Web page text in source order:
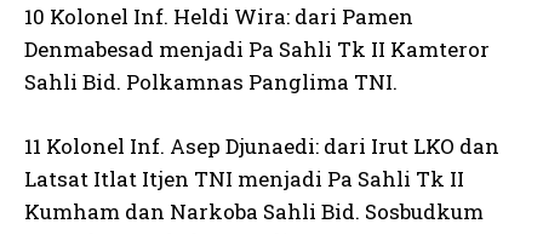
10 Kolonel Inf. Heldi Wira: dari Pamen
Denmabesad menjadi Pa Sahli Tk II Kamteror
Sahli Bid. Polkamnas Panglima TNI.
11 Kolonel Inf. Asep Djunaedi: dari Irut LKO dan
Latsat Itlat Itjen TNI menjadi Pa Sahli Tk II
Kumham dan Narkoba Sahli Bid. Sosbudkum